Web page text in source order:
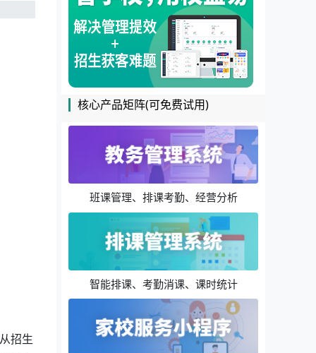
招生
核心产品矩阵(可免费试用)
班课管理、排课考勤、经营分析
智能排课、考勤消课、课时统计